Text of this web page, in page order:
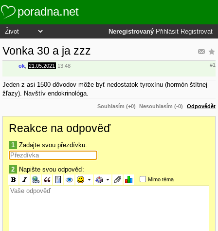
poradna.net
Neregistrovaný Přihlásit Registrovat
Vonka 30 a ja zzz
ok 21.05.2021 13:48 #1
Jeden z asi 1500 dôvodov môže byť nedostatok tyroxínu (hormón štítnej
žľazy). Navštív endokrinológa.
Souhlasím (+0) Nesouhlasím (-0) Odpovědět
Reakce na odpověď
1 Zadajte svou přezdívku:
2 Napište svou odpověď:
Mimo téma